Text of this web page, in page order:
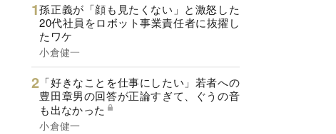
孫正義が「顔も見たくない」と激怒した
20代社員をロボット事業責任者に抜擢し
たワケ
小倉健一
「好きなことを仕事にしたい」若者への
豊田章男の回答が正論すぎて、ぐうの音
も出なかった
小倉健一